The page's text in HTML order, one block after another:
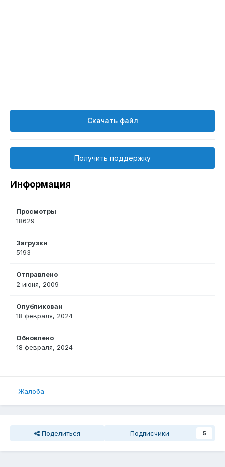
Скачать файл
Получить поддержку
Информация
Просмотры
18629
Загрузки
5193
Отправлено
2 июня, 2009
Опубликован
18 февраля, 2024
Обновлено
18 февраля, 2024
Жалоба
Поделиться Подписчики 5